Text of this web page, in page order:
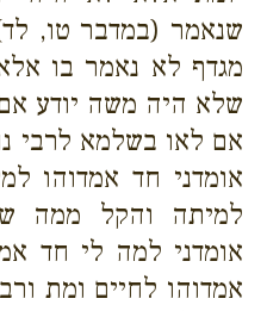
שנאמר (במדבר טו,
מגדף לא נאמר בו
שלא היה משה יודע
אם לאו בשלמא לרבי
אומדני חד אמדוהו
למיתה והקל ממה
אומדני למה לי חד
אמדוהו לחיים ומת